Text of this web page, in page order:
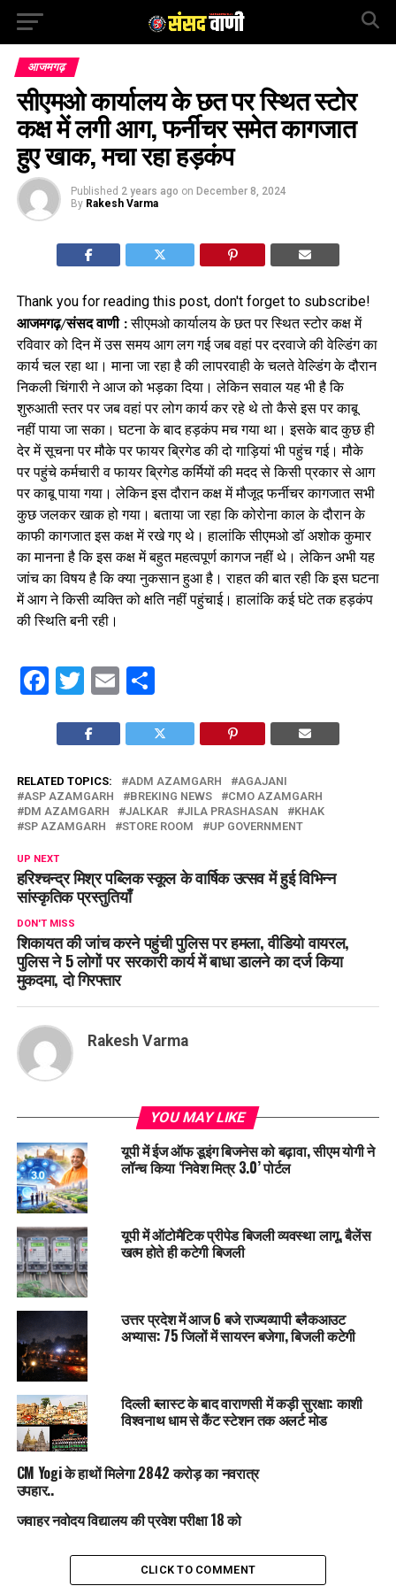
आजमगढ़
सीएमओ कार्यालय के छत पर स्थित स्टोर
कक्ष में लगी आग, फर्नीचर समेत कागजात
हुए खाक, मचा रहा हड़कंप
Published 2 years ago on December 8, 2024
By Rakesh Varma
Thank you for reading this post, don't forget to subscribe!
आजमगढ़/संसद वाणी :सीएमओ कार्यालय के छत पर स्थित स्टोर कक्ष में
रविवार को दिन में उस समय आग लग गई जब वहां पर दरवाजे की वेल्डिंग का
कार्य चल रहा था। माना जा रहा है की लापरवाही के चलते वेल्डिंग के दौरान
निकली चिंगारी ने आज को भड़का दिया। लेकिन सवाल यह भी है कि
शुरुआती स्तर पर जब वहां पर लोग कार्य कर रहे थे तो कैसे इस पर काबू
नहीं पाया जा सका। घटना के बाद हड़कंप मच गया था। इसके बाद कुछ ही
देर में सूचना पर मौके पर फायर ब्रिगेड की दो गाड़ियां भी पहुंच गई। मौके
पर पहुंचे कर्मचारी व फायर ब्रिगेड कर्मियों की मदद से किसी प्रकार से आग
पर काबू पाया गया। लेकिन इस दौरान कक्ष में मौजूद फर्नीचर कागजात सभी
कुछ जलकर खाक हो गया। बताया जा रहा कि कोरोना काल के दौरान के
काफी कागजात इस कक्ष में रखे गए थे। हालांकि सीएमओ डॉ अशोक कुमार
का मानना है कि इस कक्ष में बहुत महत्वपूर्ण कागज नहीं थे। लेकिन अभी यह
जांच का विषय है कि क्या नुकसान हुआ है। राहत की बात रही कि इस घटना
में आग ने किसी व्यक्ति को क्षति नहीं पहुंचाई। हालांकि कई घंटे तक हड़कंप
की स्थिति बनी रही।
Facebook
Twitter
EmailShare
RELATED TOPICS: ADM AZAMGARH
AGAJANI
ASP AZAMGARH
BREKING NEWS
CMO AZAMGARH
DM AZAMGARH
JALKAR JILA PRASHASAN
KHAK
SP AZAMGARH
STORE ROOM UP GOVERNMENT
UP NEXT
हरिश्‍चन्द्र मिश्र पब्लिक स्कूल के वार्षिक उत्सव में हुई विभिन्न
सांस्कृतिक प्रस्तुतियाँ
DON'T MISS
शिकायत की जांच करने पहुंची पुलिस पर हमला, वीडियो वायरल,
पुलिस ने 5 लोगों पर सरकारी कार्य में बाधा डालने का दर्ज किया
मुकदमा, दो गिरफ्तार
Rakesh Varma
YOU MAY LIKE
यूपी में ईज ऑफ डूइंग बिजनेस को बढ़ावा, सीएम योगी ने
लॉन्च किया ‘निवेश मित्र 3.0’ पोर्टल
यूपी में ऑटोमैटिक प्रीपेड बिजली व्यवस्था लागू, बैलेंस
खत्म होते ही कटेगी बिजली
उत्तर प्रदेश में आज 6 बजे राज्यव्यापी ब्लैकआउट
अभ्यास: 75 जिलों में सायरन बजेगा, बिजली कटेगी
दिल्ली ब्लास्ट के बाद वाराणसी में कड़ी सुरक्षा: काशी
विश्वनाथ धाम से कैंट स्टेशन तक अलर्ट मोड
CM Yogi के हाथों मिलेगा 2842 करोड़ का नवरात्र
उपहार..
जवाहर नवोदय विद्यालय की प्रवेश परीक्षा 18 को
CLICK TO COMMENT